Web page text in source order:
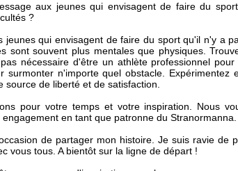
aux jeunes qui envisagent de faire du
?
jeunes qui envisagent de faire du sport qu'il n'y a
sont souvent plus mentales que physiques.
nécessaire d'être un athlète professionnel
surmonter n'importe quel obstacle.
de liberté et de satisfaction.
pour votre temps et votre inspiration. Nous
en tant que patronne du Stranormanna.
de partager mon histoire. Je suis ravie de
vous tous. A bientôt sur la ligne de départ !